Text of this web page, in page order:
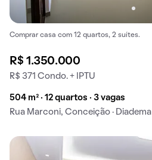
Comprar casa com 12 quartos, 2 suítes.
R$ 1.350.000
R$ 371 Condo. + IPTU
504 m² · 12 quartos · 3 vagas
Rua Marconi, Conceição · Diadema